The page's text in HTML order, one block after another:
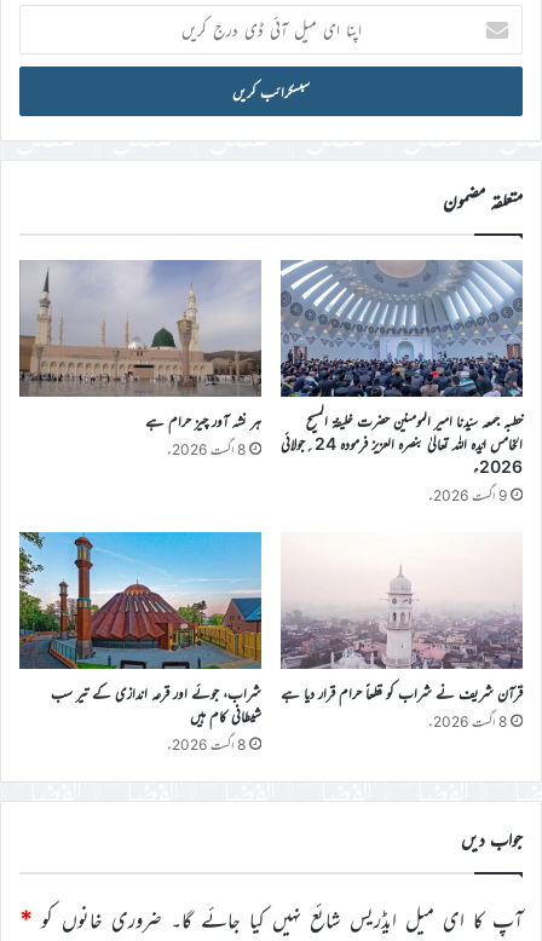
اپنا
ای
میل
ڈی
درج
کریں
متعلقہ مضمون
خطبہ جمعہ سیّدنا امیر المومنین حضرت خلیفۃ المسیح
الخامس ایّدہ اللہ تعالیٰ بنصرہ العزیز فرمودہ 24؍جولائی
2026ء
9 اگست 2026ء
ہر نشہ آور چیز حرام ہے
8 اگست 2026ء
قرآن شریف نے شراب کو قطعاً حرام قرار دیا ہے
8 اگست 2026ء
شراب، جوئے اور قرعہ اندازی کے تیر سب
شیطانی کام ہیں
8 اگست 2026ء
جواب دیں
آپ کا ای میل ایڈریس شائع نہیں کیا جائے گا۔ ضروری خانوں کو *